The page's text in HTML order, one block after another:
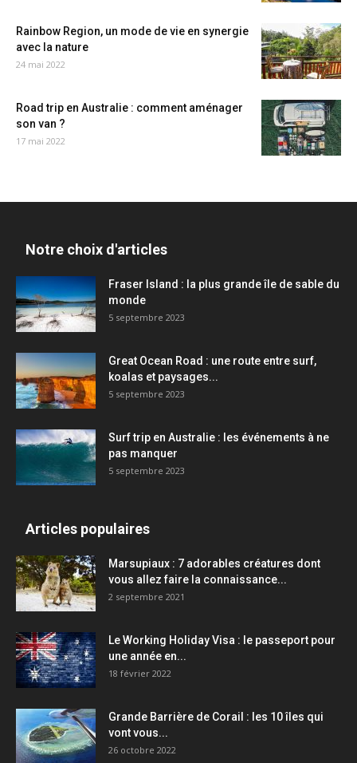
Rainbow Region, un mode de vie en synergie
avec la nature
24 mai 2022
Road trip en Australie : comment aménager
son van ?
17 mai 2022
Notre choix d'articles
Fraser Island : la plus grande île de sable du
monde
5 septembre 2023
Great Ocean Road : une route entre surf,
koalas et paysages...
5 septembre 2023
Surf trip en Australie : les événements à ne
pas manquer
5 septembre 2023
Articles populaires
Marsupiaux : 7 adorables créatures dont
vous allez faire la connaissance...
2 septembre 2021
Le Working Holiday Visa : le passeport pour
une année en...
18 février 2022
Grande Barrière de Corail : les 10 îles qui
vont vous...
26 octobre 2022